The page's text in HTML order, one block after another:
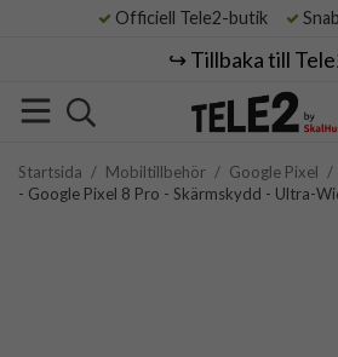
Officiell Tele2-butik
↪️ Tillbaka till
Startsida / Mobiltillbehör / Google Pixel /
- Google Pixel 8 Pro - Skärmskydd - Ultra-